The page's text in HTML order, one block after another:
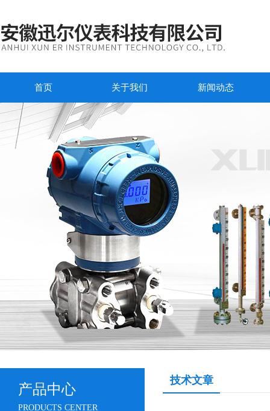
首页 关于我们 新闻动态
产品中心
PRODUCTS CENTER
技术文章